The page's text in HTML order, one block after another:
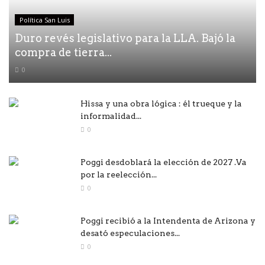
Política San Luis
Duro revés legislativo para la LLA. Bajó la
compra de tierra...
0
Hissa y una obra lógica : él trueque y la
informalidad...
0
Poggi desdoblará la elección de 2027 .Va
por la reelección...
0
Poggi recibió a la Intendenta de Arizona y
desató especulaciones...
0